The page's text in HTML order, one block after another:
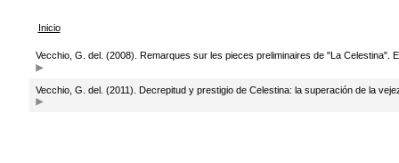
Inicio
Vecchio, G. del. (2008). Remarques sur les pieces preliminaires de "La Celestina".
Vecchio, G. del. (2011). Decrepitud y prestigio de Celestina: la superación de la